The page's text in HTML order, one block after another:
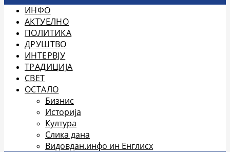
ИНФО
АКТУЕЛНО
ПОЛИТИКА
ДРУШТВО
ИНТЕРВЈУ
ТРАДИЦИЈА
СВЕТ
ОСТАЛО
Бизнис
Историја
Култура
Слика дана
Видовдан.инфо ин Енглисх